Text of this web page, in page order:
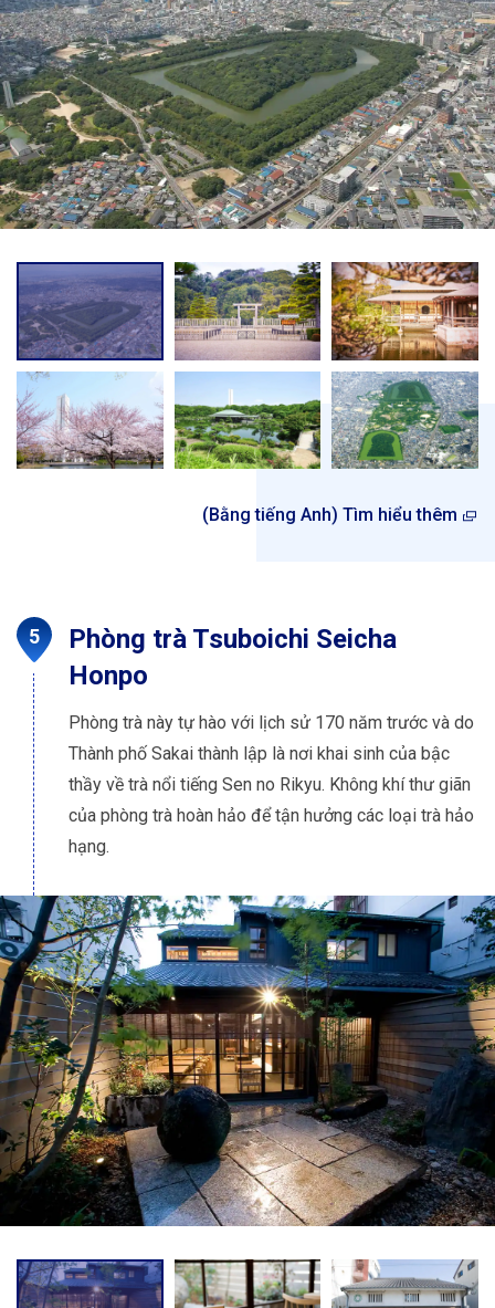
(Bằng tiếng Anh) Tìm hiểu thêm
Phòng trà Tsuboichi Seicha
Honpo
Phòng trà này tự hào với lịch sử 170 năm trước và do
Thành phố Sakai thành lập là nơi khai sinh của bậc
thầy về trà nổi tiếng Sen no Rikyu. Không khí thư giãn
của phòng trà hoàn hảo để tận hưởng các loại trà hảo
hạng.